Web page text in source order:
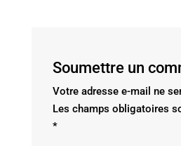
Soumettre un
Votre adresse e-mail ne
Les champs obligatoires
*